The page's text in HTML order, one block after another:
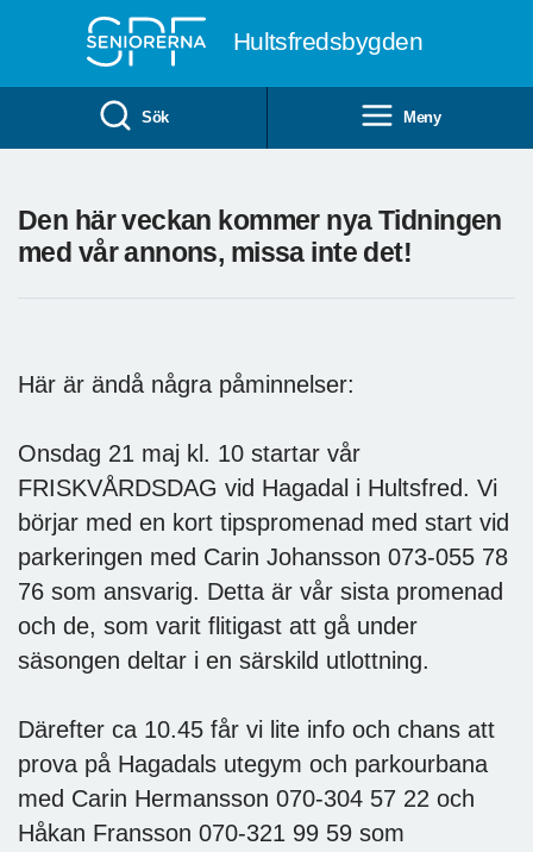
Hultsfredsbygden
Sök Meny
Den här veckan kommer nya Tidningen
med vår annons, missa inte det!
Här är ändå några påminnelser:
Onsdag 21 maj kl. 10 startar vår
FRISKVÅRDSDAG vid Hagadal i Hultsfred. Vi
börjar med en kort tipspromenad med start vid
parkeringen med Carin Johansson 073-055 78
76 som ansvarig. Detta är vår sista promenad
och de, som varit flitigast att gå under
säsongen deltar i en särskild utlottning.
Därefter ca 10.45 får vi lite info och chans att
prova på Hagadals utegym och parkourbana
med Carin Hermansson 070-304 57 22 och
Håkan Fransson 070-321 99 59 som